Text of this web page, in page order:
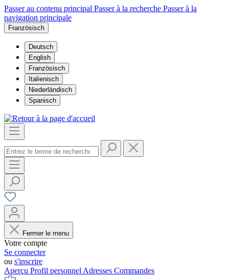
Passer au contenu principal Passer à la recherche Passer à la
navigation principale
Französisch
Deutsch
English
Französisch
Italienisch
Niederländisch
Spanisch
Fermer le menu
Votre compte
Se connecter
ou s'inscrire
Aperçu Profil personnel Adresses Commandes